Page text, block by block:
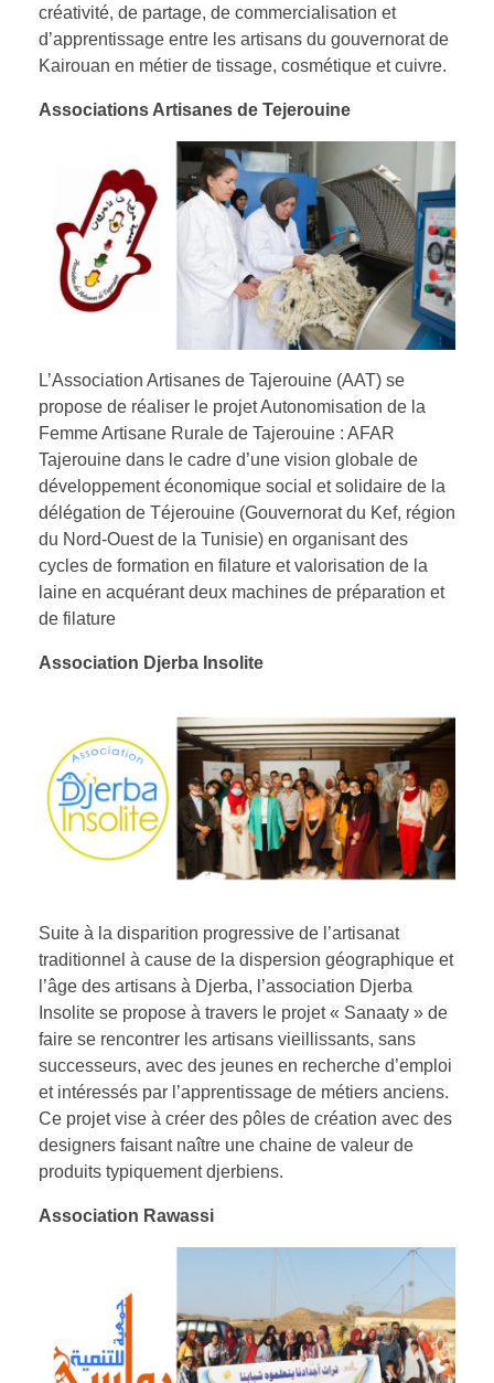
créativité, de partage, de commercialisation et
d’apprentissage entre les artisans du gouvernorat de
Kairouan en métier de tissage, cosmétique et cuivre.
Associations Artisanes de Tejerouine
L’Association Artisanes de Tajerouine (AAT) se
propose de réaliser le projet Autonomisation de la
Femme Artisane Rurale de Tajerouine : AFAR
Tajerouine dans le cadre d’une vision globale de
développement économique social et solidaire de la
délégation de Téjerouine (Gouvernorat du Kef, région
du Nord-Ouest de la Tunisie) en organisant des
cycles de formation en filature et valorisation de la
laine en acquérant deux machines de préparation et
de filature
Association Djerba Insolite
Suite à la disparition progressive de l’artisanat
traditionnel à cause de la dispersion géographique et
l’âge des artisans à Djerba, l’association Djerba
Insolite se propose à travers le projet « Sanaaty » de
faire se rencontrer les artisans vieillissants, sans
successeurs, avec des jeunes en recherche d’emploi
et intéressés par l’apprentissage de métiers anciens.
Ce projet vise à créer des pôles de création avec des
designers faisant naître une chaine de valeur de
produits typiquement djerbiens.
Association Rawassi